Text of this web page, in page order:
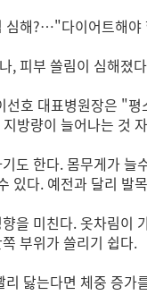
심해?…"다이어트해야
, 피부 쓸림이 심해졌
호 대표병원장은 "평
방량이 늘어나는 것
도 한다. 몸무게가
있다. 예전과 달리 발
을 미친다. 옷차림이
부위가 쓸리기 쉽다.
닳는다면 체중 증